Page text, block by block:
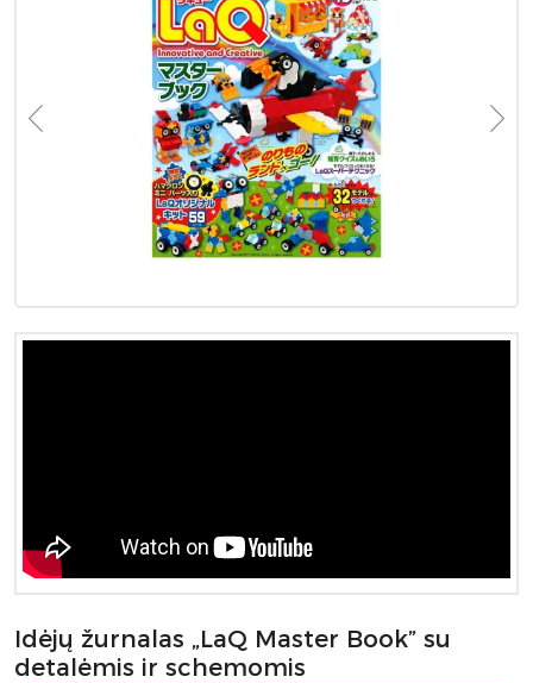
Idėjų žurnalas „LaQ Master Book” su
detalėmis ir schemomis